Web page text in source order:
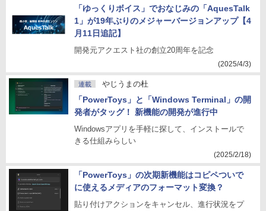
「ゆっくりボイス」でおなじみの「AquesTalk
1」が19年ぶりのメジャーバージョンアップ【4
月11日追記】
開発元アクエスト社の創立20周年を記念
(2025/4/3)
連載 やじうまの杜
「PowerToys」と「Windows Terminal」の開
発者がタッグ！ 新機能の開発が進行中
Windowsアプリを手軽に探して、インストールで
きる仕組みらしい
(2025/2/18)
「PowerToys」の次期新機能はコピペついで
に使えるメディアのフォーマット変換？
貼り付けアクションをキャンセル、進行状況をプ